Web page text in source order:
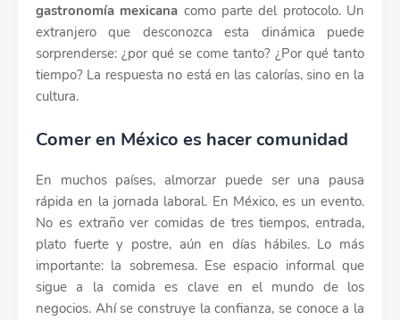
gastronomía mexicana como parte del protocolo. Un
extranjero que desconozca esta dinámica puede
sorprenderse: ¿por qué se come tanto? ¿Por qué tanto
tiempo? La respuesta no está en las calorías, sino en la
cultura.
Comer en México es hacer comunidad
En muchos países, almorzar puede ser una pausa
rápida en la jornada laboral. En México, es un evento.
No es extraño ver comidas de tres tiempos, entrada,
plato fuerte y postre, aún en días hábiles. Lo más
importante: la sobremesa. Ese espacio informal que
sigue a la comida es clave en el mundo de los
negocios. Ahí se construye la confianza, se conoce a la